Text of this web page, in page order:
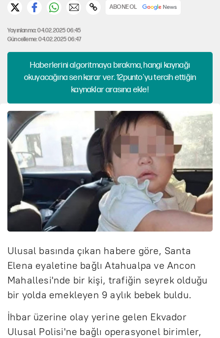
ABONE OL
Yayınlanma: 04.02.2025 06:45
Güncelleme: 04.02.2025 06:47
Haberlerini algoritmaya bırakma, hangi kaynağı
okuyacağına sen karar ver. 12punto'yu tercih ettiğin
kaynaklar arasına ekle!
Ulusal basında çıkan habere göre, Santa
Elena eyaletine bağlı Atahualpa ve Ancon
Mahallesi'nde bir kişi, trafiğin seyrek olduğu
bir yolda emekleyen 9 aylık bebek buldu.
İhbar üzerine olay yerine gelen Ekvador
Ulusal Polisi'ne bağlı operasyonel birimler,